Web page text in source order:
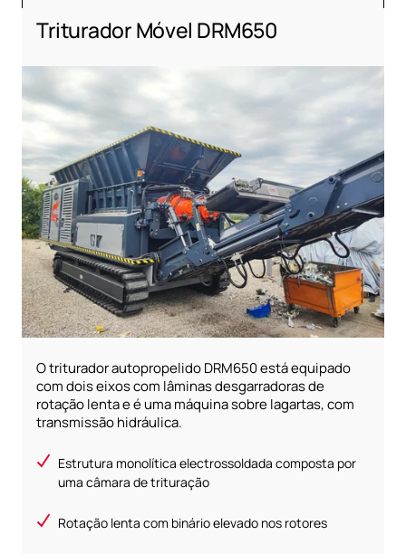
Triturador Móvel DRM650
O triturador autopropelido DRM650 está equipado
com dois eixos com lâminas desgarradoras de
rotação lenta e é uma máquina sobre lagartas, com
transmissão hidráulica.
Estrutura monolítica electrossoldada composta por
uma câmara de trituração
Rotação lenta com binário elevado nos rotores